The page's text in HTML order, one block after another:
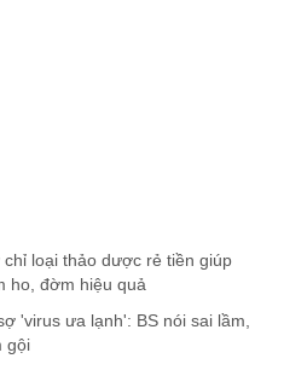
loại thảo dược rẻ tiền giúp
ho, đờm hiệu quả
'virus ưa lạnh': BS nói sai lầm,
gội